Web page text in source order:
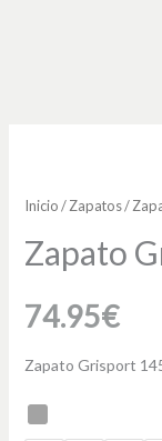
Inicio/Zapatos/
Zapato
74.95€
Zapato Grisport
14509